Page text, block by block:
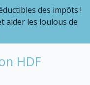
HDF
des impôts !
aider les loulous de